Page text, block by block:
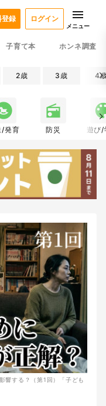
子育て本 ホンネ調査
登録 ログイン
メニュー
2歳 3歳 4
/発育 防災 遊び/
響する？（第1回）「子ども